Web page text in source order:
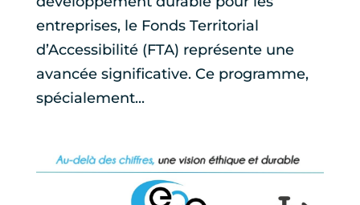
entreprises, le Fonds Territorial
d’Accessibilité (FTA) représente une
avancée significative. Ce programme,
spécialement...